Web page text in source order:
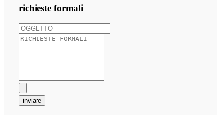
richieste formali
inviare